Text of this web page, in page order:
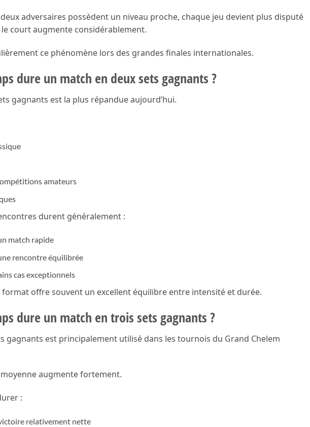
adversaires possèdent un niveau proche, chaque jeu devient plus disputé
court augmente considérablement.
ce phénomène lors des grandes finales internationales.
dure un match en deux sets gagnants ?
gagnants est la plus répandue aujourd’hui.
amateurs
durent généralement :
match rapide
rencontre équilibrée
cas exceptionnels
format offre souvent un excellent équilibre entre intensité et durée.
dure un match en trois sets gagnants ?
gagnants est principalement utilisé dans les tournois du Grand Chelem
moyenne augmente fortement.
:
relativement nette